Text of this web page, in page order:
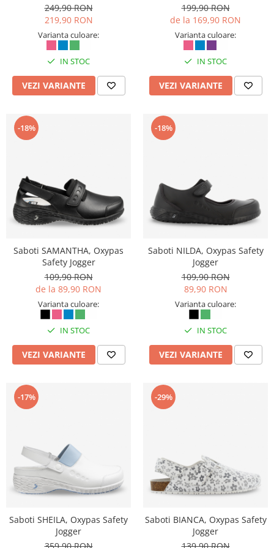
Seturi si scule de baza
Masurare si taiere
Lampi portabile
Pentru masini, biciclete si prim
Noutati si inovatii
Pachete Cadou Premium
249,90 RON
219,90 RON
Varianta culoare:
IN STOC
VEZI VARIANTE
199,90 RON
de la 169,90 RON
Varianta culoare:
IN STOC
VEZI VARIANTE
-18%
Saboti SAMANTHA, Oxypas
Safety Jogger
109,90 RON
de la 89,90 RON
Varianta culoare:
IN STOC
VEZI VARIANTE
-18%
Saboti NILDA, Oxypas Safety
Jogger
109,90 RON
89,90 RON
Varianta culoare:
IN STOC
VEZI VARIANTE
-17%
Saboti SHEILA, Oxypas Safety
Jogger
-29%
Saboti BIANCA, Oxypas Safety
Jogger